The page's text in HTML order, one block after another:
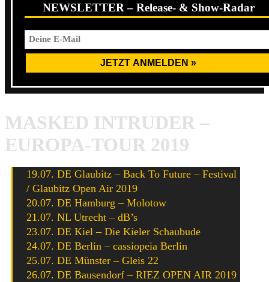
NEWSLETTER – Release- & Show-Radar
MASKED INTRUDER –
EUROPA-TOUR 2019
19.07. DE Glaubitz – Back To Future – Festival
/ Glaubitz Open Air 2019
20.07. DE Hamburg – Molotow
21.07. NL Utrecht – dB’s
23.07. DE Kiel – Die Kieler Schaubude
24.07. DE Berlin – cassiopeia Berlin
25.07. DE Münster – Gleis 22
26.07. DE Bausendorf – RIEZ OPEN AIR 2019